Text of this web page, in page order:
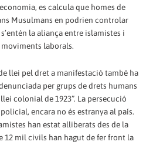
es calcula que homes de
Musulmans en podrien controlar
la aliança entre islamistes i
laborals.
llei pel dret a manifestació també ha
per grups de drets humans
colonial de 1923”. La persecució
encara no és estranya al país.
han estat alliberats des de la
12 mil civils han hagut de fer front la